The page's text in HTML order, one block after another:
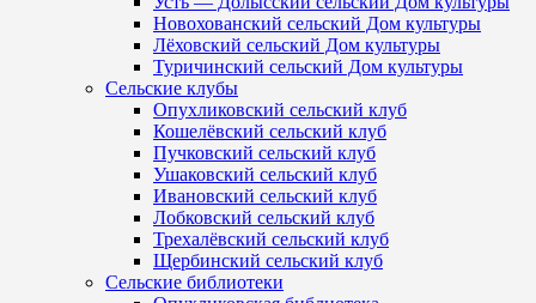
Новохованский сельский Дом культуры
Лёховский сельский Дом культуры
Туричинский сельский Дом культуры
Сельские клубы
Опухликовский сельский клуб
Кошелёвский сельский клуб
Пучковский сельский клуб
Ушаковский сельский клуб
Ивановский сельский клуб
Лобковский сельский клуб
Трехалёвский сельский клуб
Щербинский сельский клуб
Сельские библиотеки